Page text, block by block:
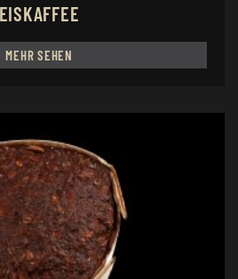
EISKAFFEE
MEHR SEHEN